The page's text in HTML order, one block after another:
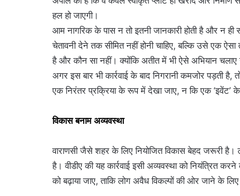
हल हो जाएगी।
आम नागरिक के पास न तो इतनी जानकारी होती है और न
चेतावनी देने तक सीमित नहीं होनी चाहिए, बल्कि उसे एक
है और कौन सा नहीं। क्योंकि अतीत में भी ऐसे अभियान
अगर इस बार भी कार्रवाई के बाद निगरानी कमजोर पड़ती
एक निरंतर प्रक्रिया के रूप में देखा जाए, न कि एक ‘इवेंट’
विकास बनाम अव्यवस्था
वाराणसी जैसे शहर के लिए नियोजित विकास बेहद जरूरी
है। वीडीए की यह कार्रवाई इसी अव्यवस्था को
को बढ़ाया जाए, ताकि लोग अवैध विकल्पों की ओर जाने के